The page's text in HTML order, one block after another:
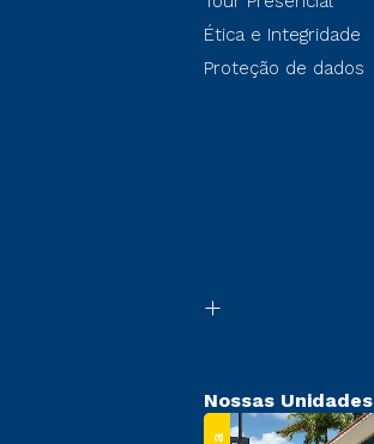
Ética e Integridade
Proteção de dados
Nossas Unidades